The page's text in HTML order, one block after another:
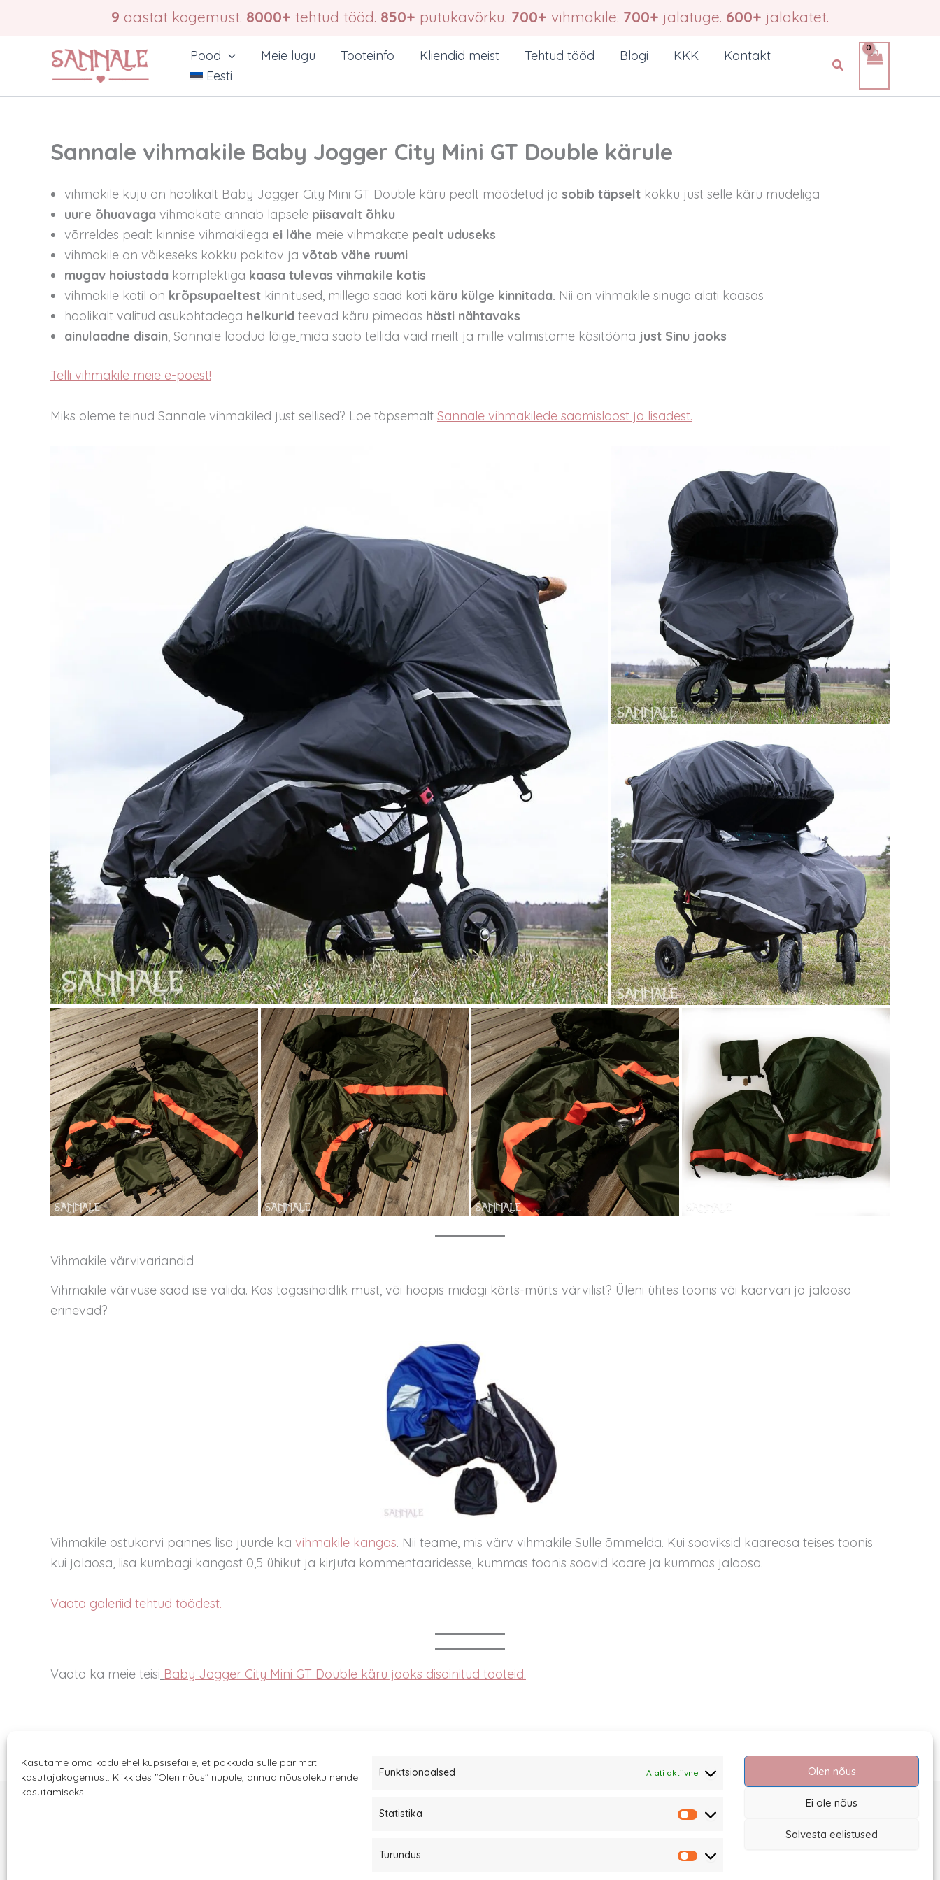
Kasutame oma kodulehel küpsisefaile, et pakkuda sulle parimat
kasutajakogemust. Klikkides "Olen nõus" nupule, annad nõusoleku nende
kasutamiseks.
Funktsionaalsed Alati aktiivne
Statistika
Statistika
Turundus
Turundus
Olen nõus
Ei ole nõus
Salvesta eelistused
9 aastat kogemust. 8000+ tehtud tööd. 850+ putukavõrku. 700+ vihmakile. 700+ jalatuge. 600+ jalakatet.
Pood Meie lugu Tooteinfo Kliendid meist Tehtud tööd Blogi KKK
Kontakt
Eesti
Search
Sannale vihmakile Baby Jogger City Mini GT Double kärule
vihmakile kuju on hoolikalt Baby Jogger City Mini GT Double käru pealt mõõdetud ja sobib täpselt kokku just selle käru mudeliga
uure õhuavaga vihmakate annab lapsele piisavalt õhku
võrreldes pealt kinnise vihmakilega ei lähe meie vihmakate pealt uduseks
vihmakile on väikeseks kokku pakitav ja võtab vähe ruumi
mugav hoiustada komplektiga kaasa tulevas vihmakile kotis
vihmakile kotil on krõpsupaeltest kinnitused, millega saad koti käru külge kinnitada. Nii on vihmakile sinuga alati kaasas
hoolikalt valitud asukohtadega helkurid teevad käru pimedas hästi nähtavaks
ainulaadne disain, Sannale loodud lõige mida saab tellida vaid meilt ja mille valmistame käsitööna just Sinu jaoks
Telli vihmakile meie e-poest!
Miks oleme teinud Sannale vihmakiled just sellised? Loe täpsemalt Sannale vihmakilede saamisloost ja lisadest.
Vihmakile värvivariandid
Vihmakile värvuse saad ise valida. Kas tagasihoidlik must, või hoopis midagi kärts-mürts värvilist? Üleni ühtes toonis või kaarvari ja jalaosa
erinevad?
Vihmakile ostukorvi pannes lisa juurde ka vihmakile kangas. Nii teame, mis värv vihmakile Sulle õmmelda. Kui sooviksid kaareosa teises toonis
kui jalaosa, lisa kumbagi kangast 0,5 ühikut ja kirjuta kommentaaridesse, kummas toonis soovid kaare ja kummas jalaosa.
Vaata galeriid tehtud töödest.
Vaata ka meie teisi Baby Jogger City Mini GT Double käru jaoks disainitud tooteid.
Privaatsuspoliitika ja küpsised